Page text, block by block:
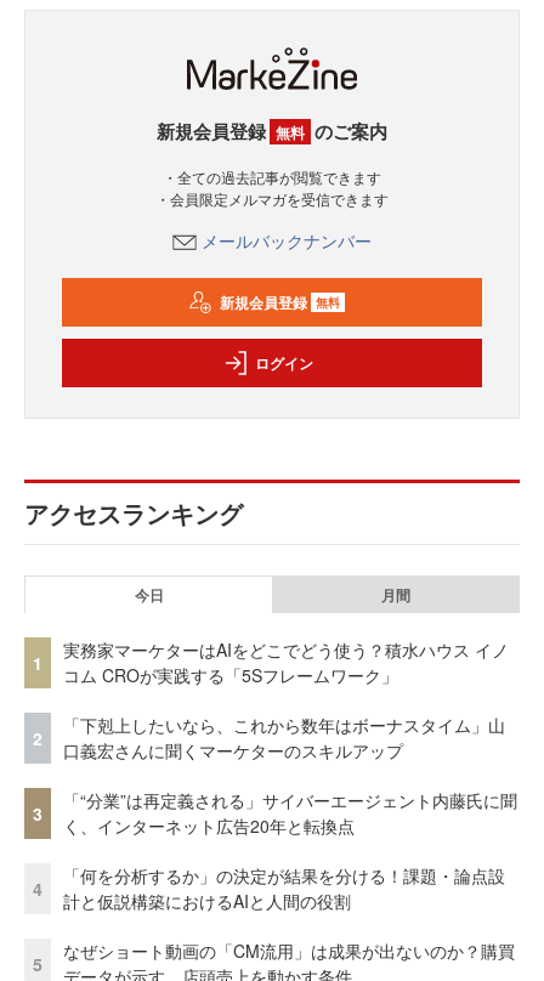
新規会員登録 無料 のご案内
・全ての過去記事が閲覧できます
・会員限定メルマガを受信できます
メールバックナンバー
新規会員登録 無料
ログイン
アクセスランキング
今日 月間
1
実務家マーケターはAIをどこでどう使う？積水ハウス イノ
コム CROが実践する「5Sフレームワーク」
2
「下剋上したいなら、これから数年はボーナスタイム」山
口義宏さんに聞くマーケターのスキルアップ
3
「“分業”は再定義される」サイバーエージェント内藤氏に聞
く、インターネット広告20年と転換点
4
「何を分析するか」の決定が結果を分ける！課題・論点設
計と仮説構築におけるAIと人間の役割
5
なぜショート動画の「CM流用」は成果が出ないのか？購買